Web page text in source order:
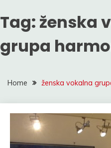
Tag: ženska
grupa
Home ženska vokalna